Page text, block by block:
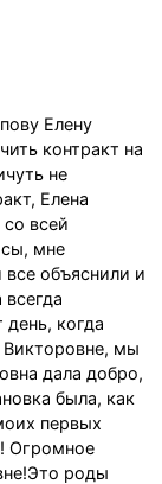
Елену
контракт на
не
Елена
всей
мне
все объяснили и
день, когда
Викторовне, мы
дала добро,
была, как
первых
Огромное
роды